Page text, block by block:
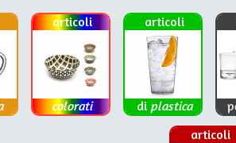
articoli
colorati
articoli
di plastica
articoli